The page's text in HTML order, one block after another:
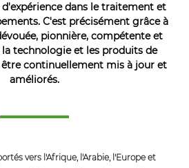
d'expérience dans le traitement et
C'est précisément grâce à
pionnière, compétente et
technologie et les produits de
continuellement mis à jour et
améliorés.
vers l'Afrique, l'Arabie, l'Europe et